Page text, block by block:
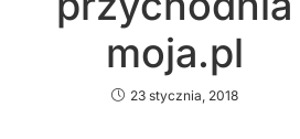
moja.pl
23 stycznia, 2018